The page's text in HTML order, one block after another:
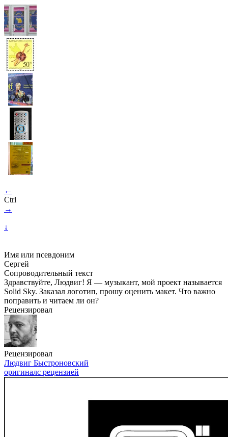
←
Ctrl
→
↓
Имя или псевдоним
Сергей
Сопроводительный текст
Здравствуйте, Людвиг! Я — музыкант, мой проект называется
Solid Sky. Заказал логотип, прошу оценить макет. Что важно
поправить и читаем ли он?
Рецензировал
Рецензировал
Людвиг Быстроновский
оригиналс рецензией